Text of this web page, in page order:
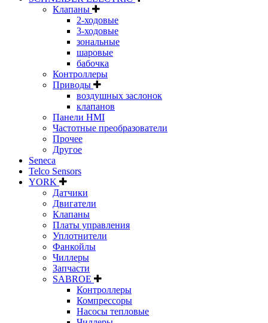
Клапаны
2-ходовые
3-ходовые
зональные
шаровые
бабочка
Контроллеры
Приводы
воздушных заслонок
клапанов
Панели HMI
Частотные преобразователи
Прочее
Другое
Seneca
Telco Sensors
YORK
Датчики
Двигатели
Клапаны
Платы управления
Уплотнители
Фанкойлы
Чиллеры
Запчасти
SABROE
Контроллеры
Компрессоры
Насосы тепловые